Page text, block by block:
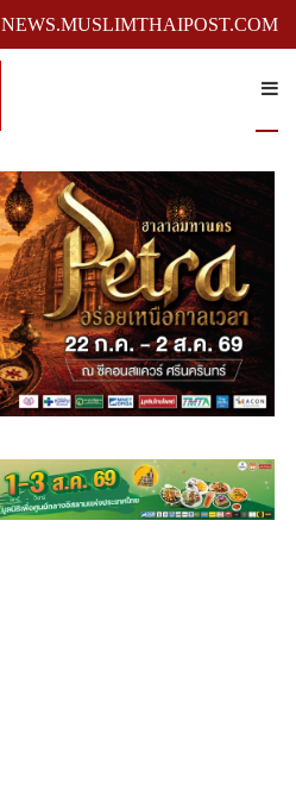
NEWS.MUSLIMTHAIPOST.COM